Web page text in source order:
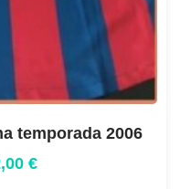
temporada 2006
€